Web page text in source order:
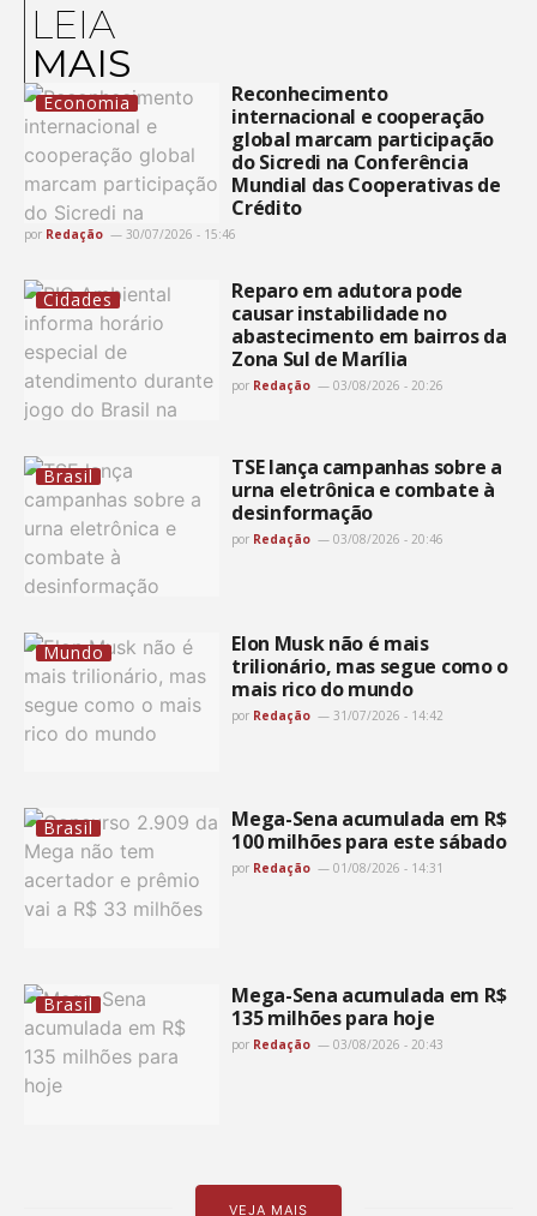
LEIA
MAIS
Economia
Reconhecimento
internacional e cooperação
global marcam participação
do Sicredi na Conferência
Mundial das Cooperativas de
Crédito
por Redação 30/07/2026 - 15:46
Cidades
Reparo em adutora pode
causar instabilidade no
abastecimento em bairros da
Zona Sul de Marília
por Redação 03/08/2026 - 20:26
Brasil
TSE lança campanhas sobre a
urna eletrônica e combate à
desinformação
por Redação 03/08/2026 - 20:46
Mundo
Elon Musk não é mais
trilionário, mas segue como o
mais rico do mundo
por Redação 31/07/2026 - 14:42
Brasil
Mega-Sena acumulada em R$
100 milhões para este sábado
por Redação 01/08/2026 - 14:31
Brasil
Mega-Sena acumulada em R$
135 milhões para hoje
por Redação 03/08/2026 - 20:43
VEJA MAIS